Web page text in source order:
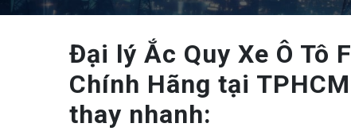
Đại lý Ắc Quy Xe Ô Tô
Chính Hãng tại
thay nhanh: